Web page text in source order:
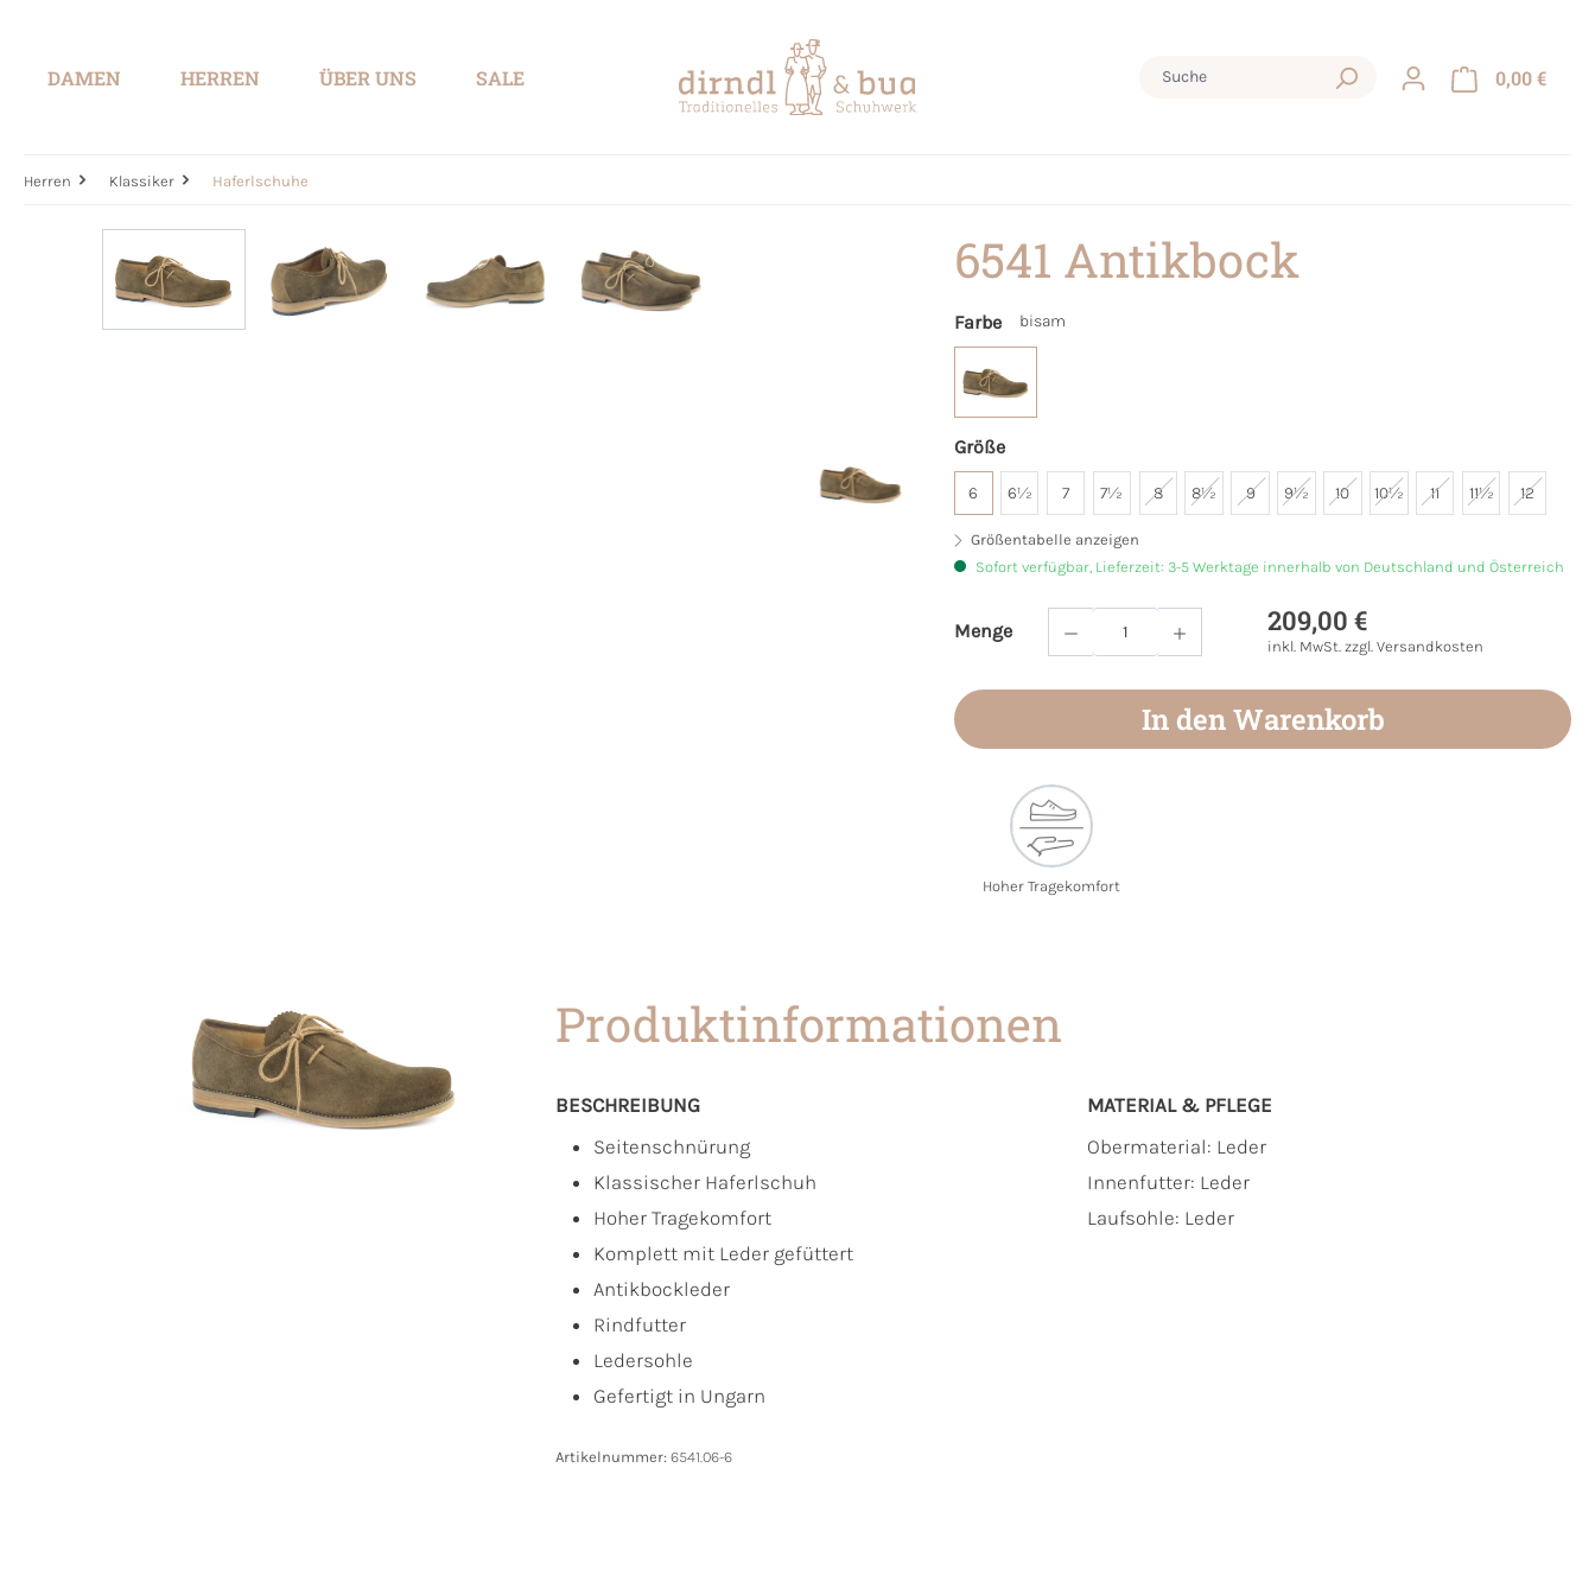
DAMEN HERREN ÜBER UNS SALE 0,00 €
Herren Klassiker Haferlschuhe
6541 Antikbock
Farbe bisam
Größe
6 6½ 7 7½ 8 8½ 9 9½ 10 10½ 11 11½ 12
Größentabelle anzeigen
Sofort verfügbar, Lieferzeit: 3-5 Werktage innerhalb von Deutschland und Österreich
Menge
Produkt Anzahl: Gib den gewünschten Wert ein
209,00 €
inkl. MwSt. zzgl. Versandkosten
In den Warenkorb
Hoher Tragekomfort
Produktinformationen
BESCHREIBUNG
Seitenschnürung
Klassischer Haferlschuh
Hoher Tragekomfort
Komplett mit Leder gefüttert
Antikbockleder
Rindfutter
Ledersohle
Gefertigt in Ungarn
MATERIAL & PFLEGE
Obermaterial: Leder
Innenfutter: Leder
Laufsohle: Leder
Artikelnummer: 6541.06-6